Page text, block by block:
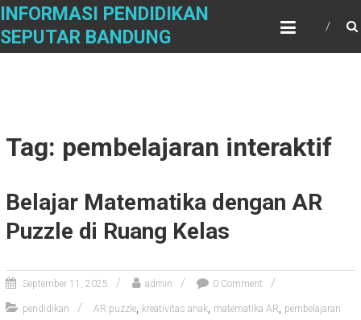
Skip
content
INFORMASI PENDIDIKAN
SEPUTAR BANDUNG
Tag: pembelajaran interaktif
Belajar Matematika dengan AR
Puzzle di Ruang Kelas
September 11, 2025 admin 0 Comment
pendidikan AR puzzle, kreativitas anak, matematika AR, pembelajaran